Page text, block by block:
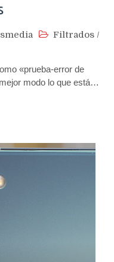
Filtrados /
«prueba-error de
modo lo que está…